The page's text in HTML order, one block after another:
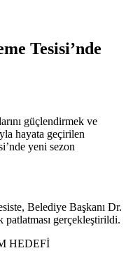
Tesisi’nde
güçlendirmek ve
hayata geçirilen
yeni sezon
Belediye Başkanı Dr.
patlatması gerçekleştirildi.
HEDEFİ